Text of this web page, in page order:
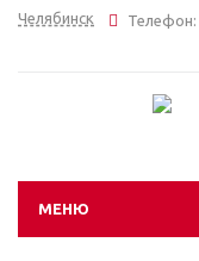
Челябинск Телефон:
МЕНЮ